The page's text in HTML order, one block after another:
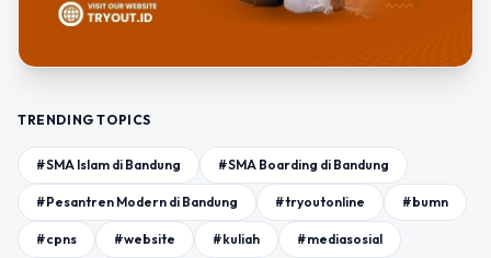
TRENDING TOPICS
#SMA Islam di Bandung #SMA Boarding di Bandung
#Pesantren Modern di Bandung #tryoutonline #bumn
#cpns #website #kuliah #mediasosial